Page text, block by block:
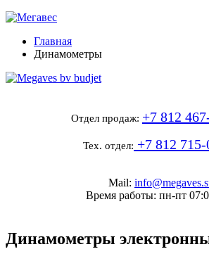
Главная
Динамометры
Отдел продаж: +7 812
Тех. отдел: +7 812
Mail:
Время работы: пн-пт
Динамометры